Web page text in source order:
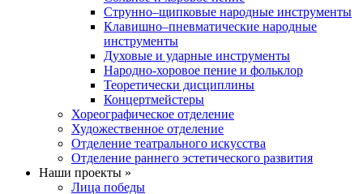
Струнно–щипковые народные инструменты
Клавишно–пневматические народные
инструменты
Духовые и ударные инструменты
Народно-хоровое пение и фольклор
Теоретически дисциплины
Концертмейстеры
Хореографическое отделение
Художественное отделение
Отделение театрального искусства
Отделение раннего эстетического развития
Наши проекты »
Лица победы